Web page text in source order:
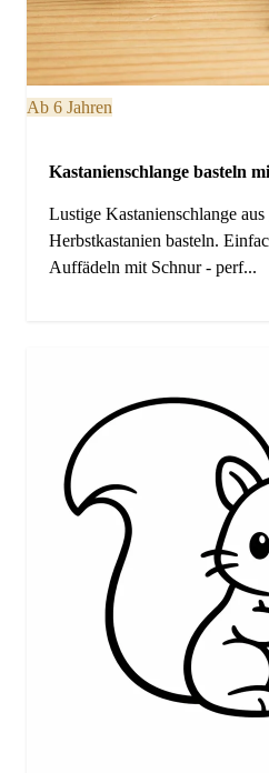
Ab 6 Jahren
Kastanienschlange basteln
Lustige Kastanienschlange aus
Herbstkastanien basteln.
Auffädeln mit Schnur - perf...